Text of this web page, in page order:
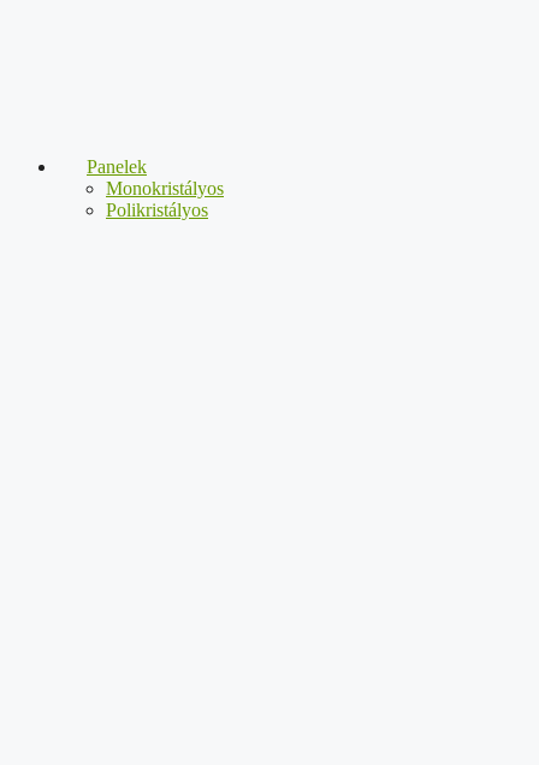
Panelek
Monokristályos
Polikristályos